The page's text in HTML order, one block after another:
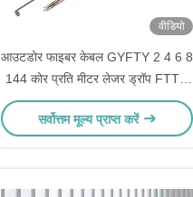
वीडियो
आउटडोर फाइबर केबल GYFTY 2 4 6 8
144 कोर प्रति मीटर लेजर ड्रॉप FTTH
आउटडोर केबल
सर्वोत्तम मूल्य प्राप्त करें